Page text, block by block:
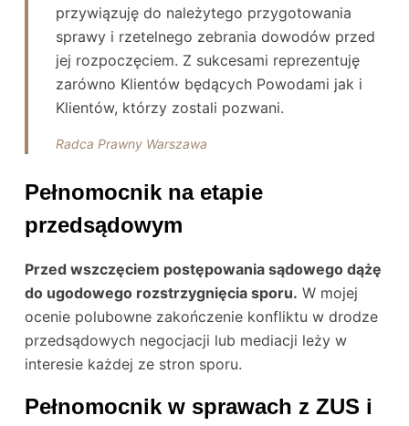
przywiązuję do należytego przygotowania
sprawy i rzetelnego zebrania dowodów przed
jej rozpoczęciem. Z sukcesami reprezentuję
zarówno Klientów będących Powodami jak i
Klientów, którzy zostali pozwani.
Radca Prawny Warszawa
Pełnomocnik na etapie
przedsądowym
Przed wszczęciem postępowania sądowego dążę
do ugodowego rozstrzygnięcia sporu. W mojej
ocenie polubowne zakończenie konfliktu w drodze
przedsądowych negocjacji lub mediacji leży w
interesie każdej ze stron sporu.
Pełnomocnik w sprawach z ZUS i